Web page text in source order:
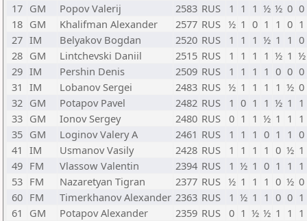
17 GM Popov Valerij 2583 RUS 1 1 1 ½ ½ 0 0
18 GM Khalifman Alexander 2577 RUS ½ 1 0 1 1 0 1
27 IM Belyakov Bogdan 2520 RUS 1 1 1 ½ 1 1 0
28 GM Lintchevski Daniil 2515 RUS 1 1 1 1 ½ 1 ½
29 IM Pershin Denis 2509 RUS 1 1 1 1 0 0 0
31 IM Lobanov Sergei 2483 RUS ½ 1 1 1 1 ½ 0
32 GM Potapov Pavel 2482 RUS 1 0 1 1 ½ 1 1
33 GM Ionov Sergey 2480 RUS 0 1 1 ½ 1 1 1
35 GM Loginov Valery A 2461 RUS 1 1 1 0 1 1 0
41 IM Usmanov Vasily 2428 RUS 1 1 1 1 0 ½ 1
49 FM Vlassow Valentin 2394 RUS 1 ½ 1 0 1 1 1
53 FM Nazaretyan Tigran 2377 RUS ½ 1 1 1 0 ½ 0
60 FM Timerkhanov Alexander 2363 RUS 1 ½ 1 1 0 0 1
61
GM Potapov Alexander 2359 RUS 0 1 ½ ½ 1 1 1